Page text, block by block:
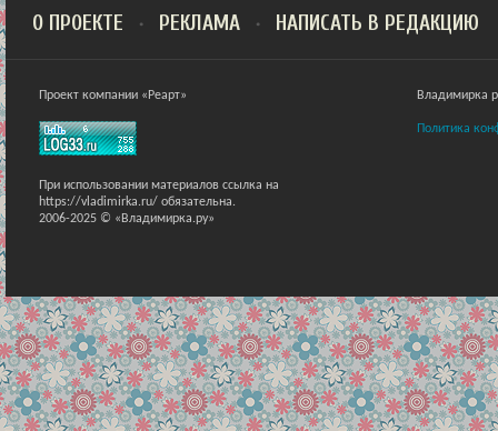
О ПРОЕКТЕ РЕКЛАМА НАПИСАТЬ В РЕДАКЦИЮ
Проект компании «Реарт»
При использовании материалов ссылка на
https://vladimirka.ru/ обязательна.
2006-2025 © «Владимирка.ру»
Владимирка
Политика